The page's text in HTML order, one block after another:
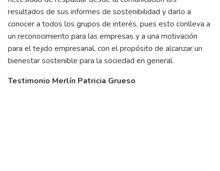
resultados de sus informes de sostenibilidad y darlo a
conocer a todos los grupos de interés, pues esto conlleva a
un reconocimiento para las empresas y a una motivación
para el tejido empresarial, con el propósito de alcanzar un
bienestar sostenible para la sociedad en general.
Testimonio Merlín Patricia Grueso